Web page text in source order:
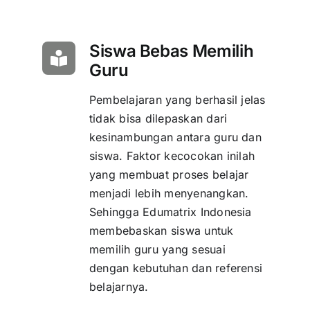
Siswa Bebas Memilih
Guru
Pembelajaran yang berhasil jelas
tidak bisa dilepaskan dari
kesinambungan antara guru dan
siswa. Faktor kecocokan inilah
yang membuat proses belajar
menjadi lebih menyenangkan.
Sehingga Edumatrix Indonesia
membebaskan siswa untuk
memilih guru yang sesuai
dengan kebutuhan dan referensi
belajarnya.